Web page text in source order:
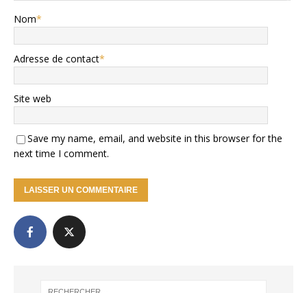
Nom*
Adresse de contact*
Site web
Save my name, email, and website in this browser for the
next time I comment.